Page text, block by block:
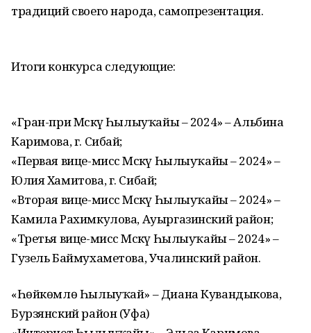
традиций своего народа, самопрезентация.
Итоги конкурса следующие:
«Гран-при Мәскәү Һылыуҡайы – 2024» – Альбина
Каримова, г. Сибай;
«Первая вице-мисс Мәскәү Һылыуҡайы – 2024» –
Юлия Хамитова, г. Сибай;
«Вторая вице-мисс Мәскәү Һылыуҡайы – 2024» –
Камила Рахимкулова, Ауыргазинский район;
«Третья вице-мисс Мәскәү Һылыуҡайы – 2024» –
Гузель Баймухаметова, Учалинский район.
«Һөйкөмлө Һылыуҡай» – Диана Кувандыкова,
Бурзянский район (Уфа)